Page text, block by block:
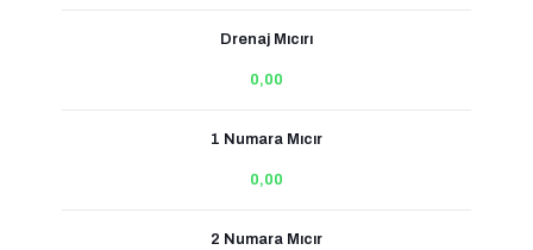
Drenaj Mıcırı
0,00
1 Numara Mıcır
0,00
2 Numara Mıcır